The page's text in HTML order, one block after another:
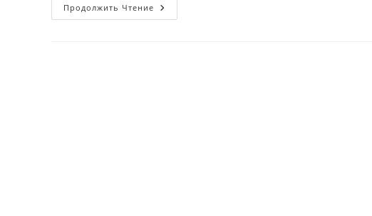
Продолжить Чтение Tez
Uxlab